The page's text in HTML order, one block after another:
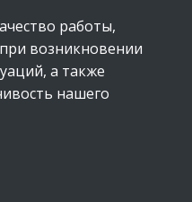
работы,
возникновении
а также
нашего